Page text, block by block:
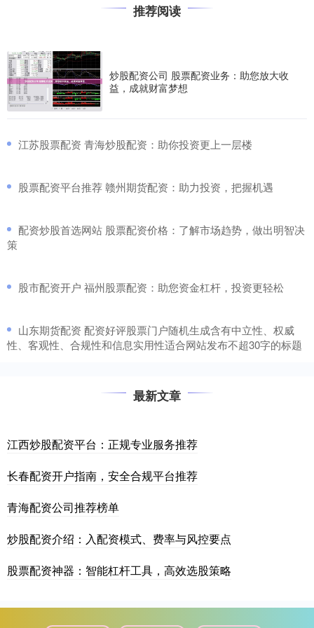
推荐阅读
炒股配资公司 股票配资业务：助您放大收
益，成就财富梦想
​江苏股票配资 青海炒股配资：助你投资更上一层楼
​股票配资平台推荐 赣州期货配资：助力投资，把握机遇
​配资炒股首选网站 股票配资价格：了解市场趋势，做出明智决
策
​股市配资开户 福州股票配资：助您资金杠杆，投资更轻松
​山东期货配资 配资好评股票门户随机生成含有中立性、权威
性、客观性、合规性和信息实用性适合网站发布不超30字的标题
最新文章
江西炒股配资平台：正规专业服务推荐
长春配资开户指南，安全合规平台推荐
青海配资公司推荐榜单
炒股配资介绍：入配资模式、费率与风控要点
股票配资神器：智能杠杆工具，高效选股策略